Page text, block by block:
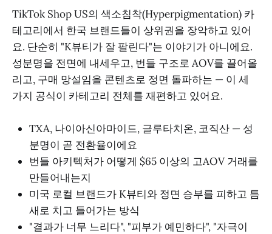
TikTok Shop US의 색소침착(Hyperpigmentation) 카
테고리에서 한국 브랜드들이 상위권을 장악하고 있어
요. 단순히 "K뷰티가 잘 팔린다"는 이야기가 아니에요.
성분명을 전면에 내세우고, 번들 구조로 AOV를 끌어올
리고, 구매 망설임을 콘텐츠로 정면 돌파하는 — 이 세
가지 공식이 카테고리 전체를 재편하고 있어요.
TXA, 나이아신아마이드, 글루타치온, 코직산 — 성
분명이 곧 전환율이에요
번들 아키텍처가 어떻게 $65 이상의 고AOV 거래를
만들어내는지
미국 로컬 브랜드가 K뷰티와 정면 승부를 피하고 틈
새로 치고 들어가는 방식
"결과가 너무 느리다", "피부가 예민하다", "자극이